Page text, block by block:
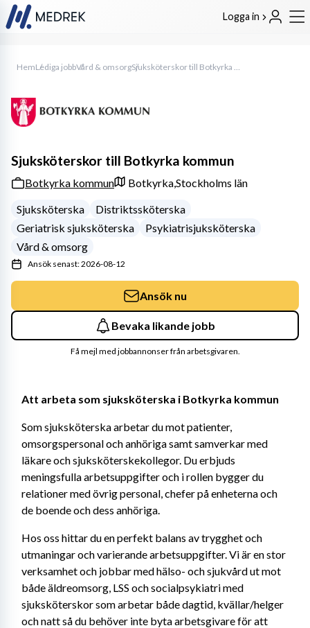
Logga in
HemLediga jobbVård & omsorg Sjuksköterskor till Botkyrka kommun
Att arbeta som sjuksköterska i Botkyrka kommun
Som sjuksköterska arbetar du mot patienter,
omsorgspersonal och anhöriga samt samverkar med
läkare och sjuksköterskekollegor. Du erbjuds
meningsfulla arbetsuppgifter och i rollen bygger du
relationer med övrig personal, chefer på enheterna och
de boende och dess anhöriga.
Hos oss hittar du en perfekt balans av trygghet och
utmaningar och varierande arbetsuppgifter. Vi är en stor
verksamhet och jobbar med hälso- och sjukvård ut mot
både äldreomsorg, LSS och socialpsykiatri med
sjuksköterskor som arbetar både dagtid, kvällar/helger
och natt så du behöver inte byta arbetsgivare för att
Sjuksköterskor till Botkyrka kommun
Botkyrka kommun Botkyrka,Stockholms län
Sjuksköterska
Distriktssköterska
Geriatrisk sjuksköterska
Psykiatrisjuksköterska
Vård & omsorg
Ansök senast: 2026-08-12
Ansök nu
Bevaka likande jobb
Få mejl med jobbannonser från arbetsgivaren.